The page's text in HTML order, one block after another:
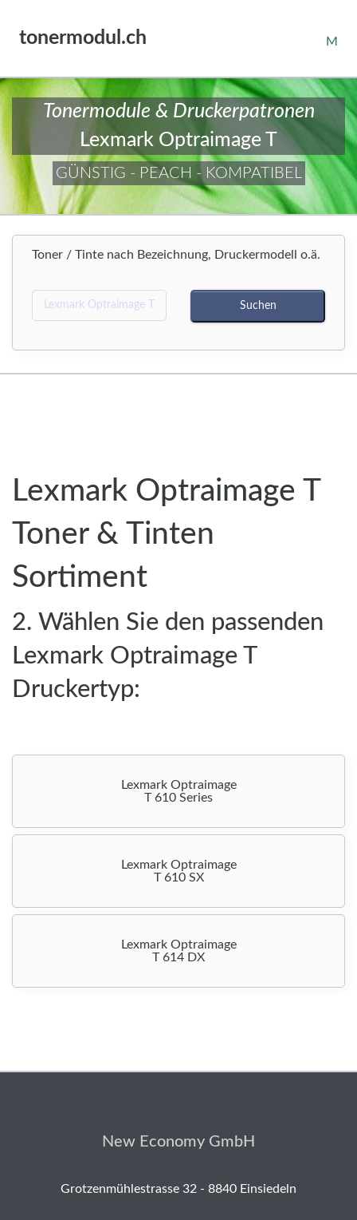
tonermodul.ch M
Tonermodule & Druckerpatronen
Lexmark Optraimage T
GÜNSTIG - PEACH - KOMPATIBEL
Toner / Tinte nach Bezeichnung, Druckermodell o.ä.
Lexmark Optraimage T
Toner & Tinten
Sortiment
2. Wählen Sie den passenden
Lexmark Optraimage T
Druckertyp:
Lexmark Optraimage
T 610 Series
Lexmark Optraimage
T 610 SX
Lexmark Optraimage
T 614 DX
New Economy GmbH
Grotzenmühlestrasse 32 - 8840 Einsiedeln